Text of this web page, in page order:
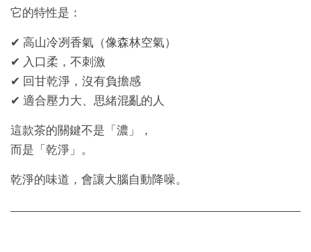
它的特性是：
✔ 高山冷冽香氣（像森林空氣）
✔ 入口柔，不刺激
✔ 回甘乾淨，沒有負擔感
✔ 適合壓力大、思緒混亂的人
這款茶的關鍵不是「濃」，
而是「乾淨」。
乾淨的味道，會讓大腦自動降噪。